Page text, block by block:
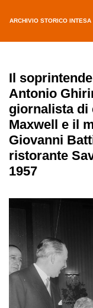
ARCHIVIO STORICO INTESA
Il
Antonio
giornalista di
Maxwell e il
Giovanni
ristorante
1957